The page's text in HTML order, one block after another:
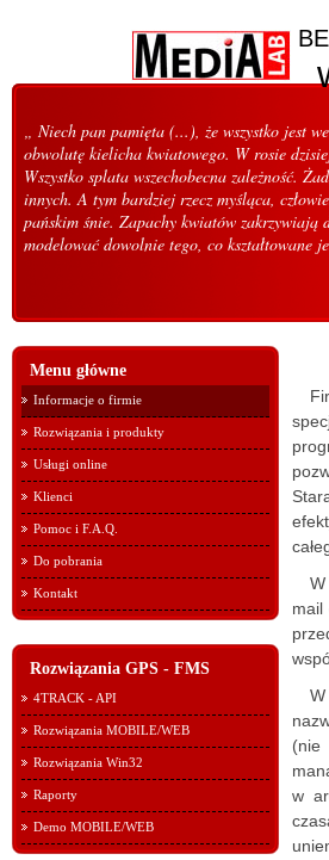
„ Niech pan pamięta (...), że wszystko jest
obwolutę kielicha kwiatowego. W rosie
Wszystko splata wszechobecna zależność.
innych. A tym bardziej rzecz myśląca,
pańskim śnie. Zapachy kwiatów zakrzywiają
modelować dowolnie tego, co kształtowane
Menu główne
Informacje o firmie
Rozwiązania i produkty
Usługi online
Klienci
Pomoc i F.A.Q.
Do pobrania
Kontakt
Rozwiązania GPS - FMS
4TRACK - API
Rozwiązania MOBILE/WEB
Rozwiązania Win32
Raporty
Demo MOBILE/WEB
mail
(nie
w